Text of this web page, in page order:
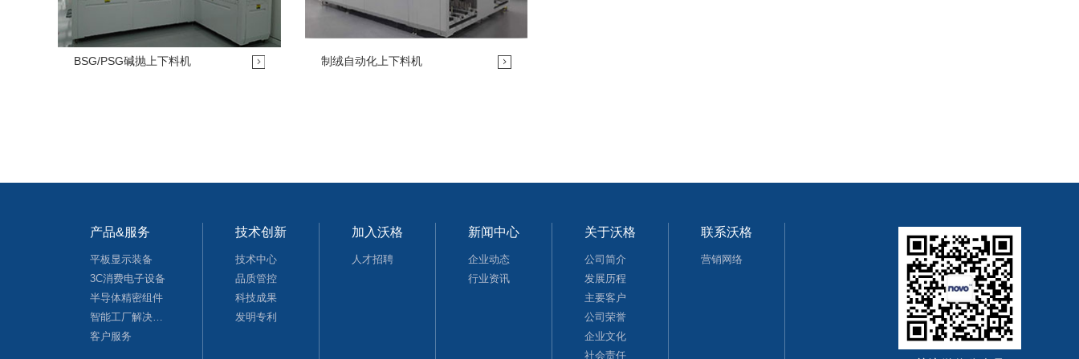
BSG/PSG碱抛上下料机 制绒自动化上下料机
产品&服务
平板显示装备
3C消费电子设备
半导体精密组件
智能工厂解决方案
客户服务
技术创新
技术中心
品质管控
科技成果
发明专利
加入沃格
人才招聘
新闻中心
企业动态
行业资讯
关于沃格
公司简介
发展历程
主要客户
公司荣誉
企业文化
社会责任
联系沃格
营销网络